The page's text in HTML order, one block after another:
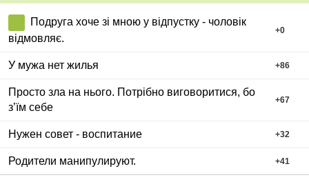
Подруга хоче зі мною у відпустку - чоловік
відмовляє.
+0
У мужа нет жилья +86
Просто зла на нього. Потрібно виговоритися, бо
зʼїм себе
+67
Нужен совет - воспитание +32
Родители манипулируют. +41